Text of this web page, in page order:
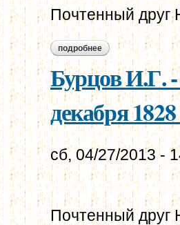
Почтенный друг
подробнее о бурцов и.г. -
Бурцов И.Г.
декабря 1828
сб, 04/27/2013 -
Почтенный друг